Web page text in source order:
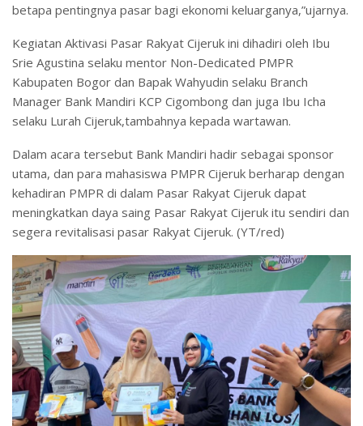
betapa pentingnya pasar bagi ekonomi keluarganya,”ujarnya.
Kegiatan Aktivasi Pasar Rakyat Cijeruk ini dihadiri oleh Ibu
Srie Agustina selaku mentor Non-Dedicated PMPR
Kabupaten Bogor dan Bapak Wahyudin selaku Branch
Manager Bank Mandiri KCP Cigombong dan juga Ibu Icha
selaku Lurah Cijeruk,tambahnya kepada wartawan.
Dalam acara tersebut Bank Mandiri hadir sebagai sponsor
utama, dan para mahasiswa PMPR Cijeruk berharap dengan
kehadiran PMPR di dalam Pasar Rakyat Cijeruk dapat
meningkatkan daya saing Pasar Rakyat Cijeruk itu sendiri dan
segera revitalisasi pasar Rakyat Cijeruk. (YT/red)